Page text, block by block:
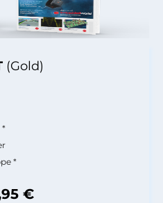
(Gold)
*
*
€